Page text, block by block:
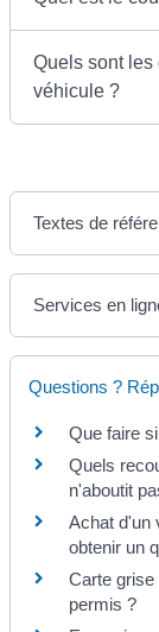
Quels sont les
véhicule ?
Textes de
Services en
Questions ?
Que faire
Quels
n'aboutit
Achat d'un
obtenir un
Carte
permis ?